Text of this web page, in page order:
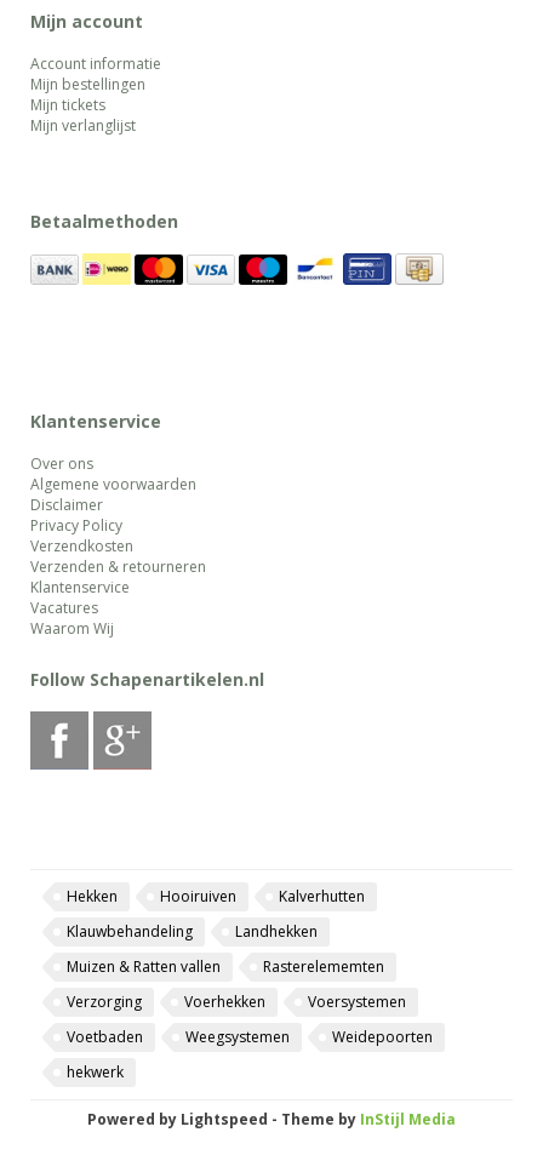
Mijn account
Account informatie
Mijn bestellingen
Mijn tickets
Mijn verlanglijst
Betaalmethoden
Klantenservice
Over ons
Algemene voorwaarden
Disclaimer
Privacy Policy
Verzendkosten
Verzenden & retourneren
Klantenservice
Vacatures
Waarom Wij
Follow Schapenartikelen.nl
Hekken Hooiruiven
Kalverhutten
Klauwbehandeling
Landhekken
Muizen & Ratten vallen
Rasterelememten
Verzorging
Voerhekken
Voersystemen
Voetbaden
Weegsystemen
Weidepoorten
hekwerk
Powered by Lightspeed - Theme by InStijl Media